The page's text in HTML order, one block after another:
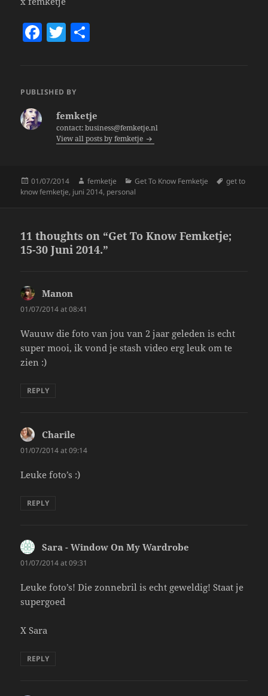
F
e
T
er
PUBLISHED BY
femketje
contact: business@femketje.nl
View all posts by femketje
Posted
on
01/07/2014 Author
femketje Categories
Get To Know Femketje Tags
get to
know femketje, juni 2014, personal
11 thoughts on “Get To Know Femketje;
15-30 Juni 2014.”
Manon
01/07/2014 at 08:41
Wauuw die foto van jou van 2 jaar geleden is echt
super mooi, ik vond je stash video erg leuk om te
zien :)
REPLY
Charile
01/07/2014 at 09:14
Leuke foto’s :)
REPLY
Sara - Window On My Wardrobe
01/07/2014 at 09:31
Leuke foto’s! Die zonnebril is echt geweldig! Staat je
supergoed
X Sara
REPLY